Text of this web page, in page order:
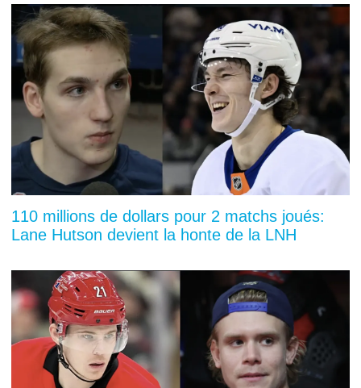
110 millions de dollars pour 2 matchs joués:
Lane Hutson devient la honte de la LNH